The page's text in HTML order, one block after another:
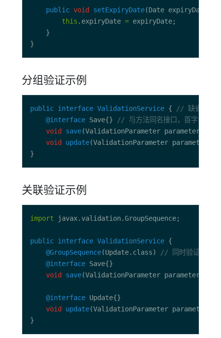
public void setExpiryDate
this .expiryDate =
分组验证示例
public interface ValidationService {
// 缺省可按
@interface Save{}
// 与方法同名接口，首字母大
void
save
void
update
关联验证示例
import
public interface ValidationService
@GroupSequence(Update.class)
// 同时验证
@interface
void
save
@interface
void
update